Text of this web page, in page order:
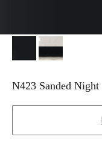
N423 Sanded Night